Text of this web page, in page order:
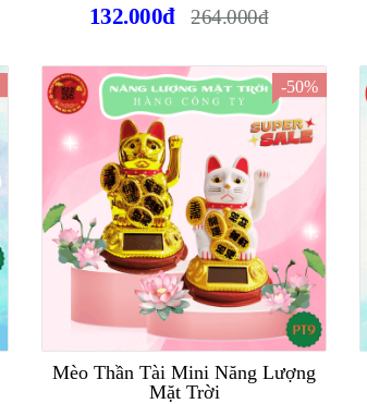
132.000đ 264.000đ
-50%
Mèo Thần Tài Mini Năng Lượng
Mặt Trời